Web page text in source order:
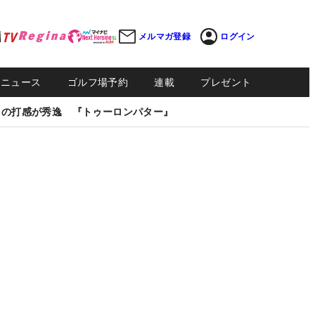
メルマガ登録 ログイン
ュース ゴルフ場予約 連載 プレゼント
打感が秀逸 『トゥーロンパター』